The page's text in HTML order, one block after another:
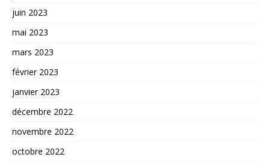
juin 2023
mai 2023
mars 2023
février 2023
janvier 2023
décembre 2022
novembre 2022
octobre 2022